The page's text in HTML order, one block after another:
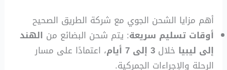
أهم مزايا الشحن الجوي مع شركة الطريق الصحيح
أوقات تسليم سريعة: يتم شحن البضائع من الهند
إلى ليبيا خلال3 إلى 7 أيام
، اعتمادًا على مسار
الرحلة والإجراءات الجمركية.